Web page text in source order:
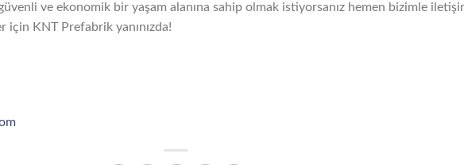
ve ekonomik bir yaşam alanına sahip olmak istiyorsanız hemen bizimle
için KNT Prefabrik yanınızda!